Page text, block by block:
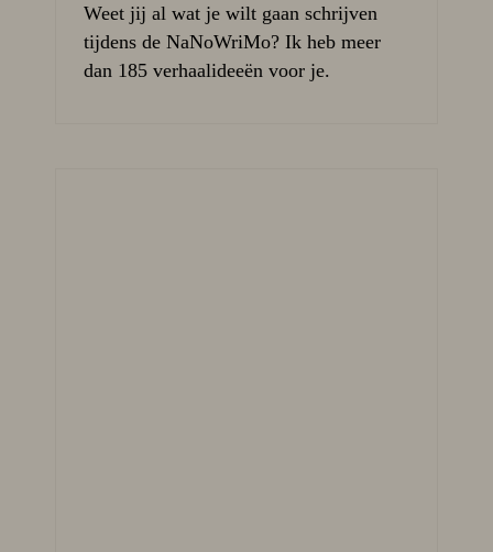
Weet jij al wat je wilt gaan schrijven
tijdens de NaNoWriMo? Ik heb meer
dan 185 verhaalideeën voor je.